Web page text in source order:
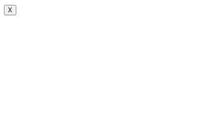
X